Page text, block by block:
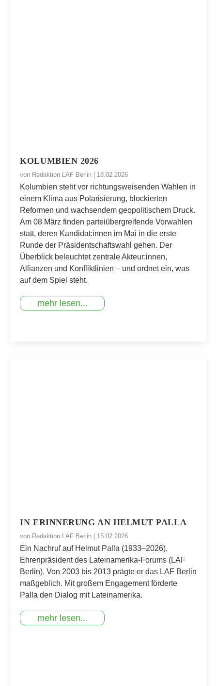
KOLUMBIEN 2026
von Redaktion LAF Berlin | 18.02.2026
Kolumbien steht vor richtungsweisenden Wahlen in
einem Klima aus Polarisierung, blockierten
Reformen und wachsendem geopolitischem Druck.
Am 08 März finden parteiübergreifende Vorwahlen
statt, deren Kandidat:innen im Mai in die erste
Runde der Präsidentschaftswahl gehen. Der
Überblick beleuchtet zentrale Akteur:innen,
Allianzen und Konfliktlinien – und ordnet ein, was
auf dem Spiel steht.
mehr lesen...
IN ERINNERUNG AN HELMUT PALLA
von Redaktion LAF Berlin | 15.02.2026
Ein Nachruf auf Helmut Palla (1933–2026),
Ehrenpräsident des Lateinamerika-Forums (LAF
Berlin). Von 2003 bis 2013 prägte er das LAF Berlin
maßgeblich. Mit großem Engagement förderte
Palla den Dialog mit Lateinamerika.
mehr lesen...